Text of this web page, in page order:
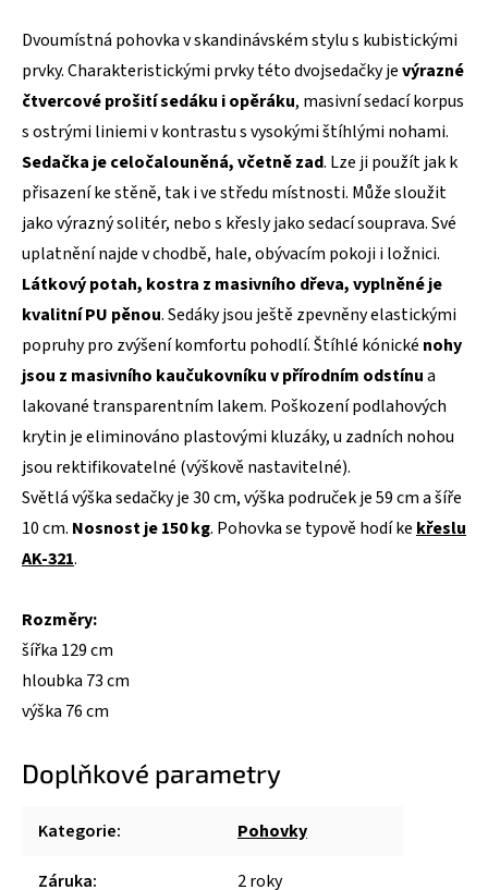
Dvoumístná pohovka v skandinávském stylu s kubistickými
prvky. Charakteristickými prvky této dvojsedačky jevýrazné
čtvercové prošití sedáku i opěráku, masivní sedací korpus
s ostrými liniemi v kontrastu s vysokými štíhlými nohami.
Sedačka je celočalouněná, včetně zad. Lze ji použít jak k
přisazení ke stěně, tak i ve středu místnosti. Může sloužit
jako výrazný solitér, nebo s křesly jako sedací souprava. Své
uplatnění najde v chodbě, hale, obývacím pokoji i ložnici.
Látkový potah, kostra z masivního dřeva, vyplněné je
kvalitní PU pěnou. Sedáky jsou ještě zpevněny elastickými
popruhy pro zvýšení komfortu pohodlí. Štíhlé kónické nohy
jsou z masivního kaučukovníku v přírodním odstínua
lakované transparentním lakem. Poškození podlahových
krytin je eliminováno plastovými kluzáky, u zadních nohou
jsou rektifikovatelné (výškově nastavitelné).
Světlá výška sedačky je 30 cm, výška područek je 59 cm a šíře
10 cm. Nosnost je 150 kg. Pohovka se typově hodí ke křeslu
AK-321.
Rozměry:
šířka 129 cm
hloubka 73 cm
výška 76 cm
Doplňkové parametry
Kategorie: Pohovky
Záruka: 2 roky